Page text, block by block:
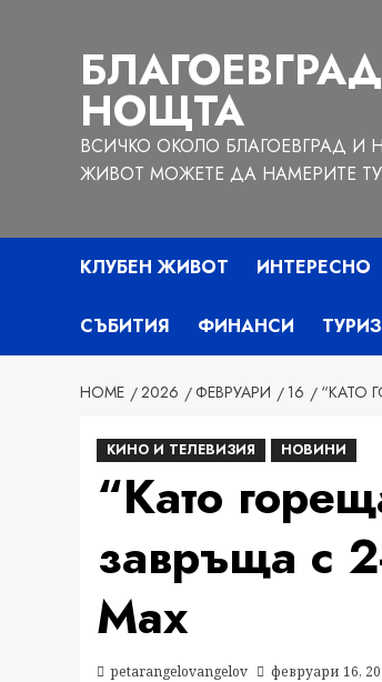
НОЩТА
ВСИЧКО ОКОЛО БЛАГОЕВГРАД И
ЖИВОТ МОЖЕТЕ ДА НАМЕРИТЕ
КЛУБЕН ЖИВОТ ИНТЕРЕСНО
СЪБИТИЯ ФИНАНСИ
HOME 2026 ФЕВРУАРИ 16 “КАТО
КИНО И ТЕЛЕВИЗИЯ НОВИНИ
“Като
завръща с
Max
petarangelovangelov февруари 16,